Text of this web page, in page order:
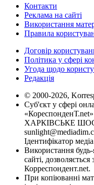
Контакти
Реклама на сайті
Використання
Правила
Договір
Політика у сфері
Угода щодо
Редакція
© 2000-2026,
Суб'єкт у сфері
ХАРКІВСЬКЕ
Ідентифікатор
Використання
сайті,
Корреспондент.net.
При копіюванні